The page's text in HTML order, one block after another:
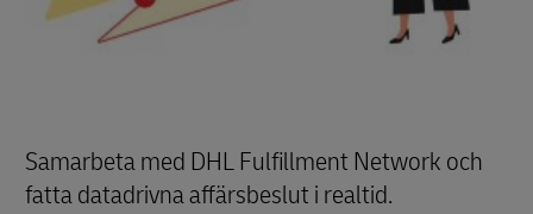
Samarbeta med DHL Fulfillment Network och
fatta datadrivna affärsbeslut i realtid.